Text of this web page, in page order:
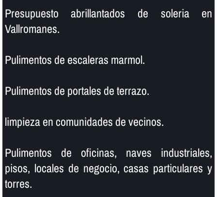
Presupuesto abrillantados de soleria en
Vallromanes.
Pulimentos de escaleras marmol.
Pulimentos de portales de terrazo.
limpieza en comunidades de vecinos.
Pulimentos de oficinas, naves industriales,
pisos, locales de negocio, casas particulares y
torres.